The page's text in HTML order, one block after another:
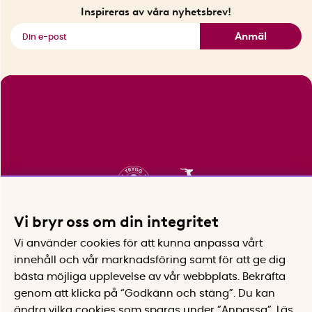
Inspireras av våra nyhetsbrev!
Anmäl
Vi bryr oss om din integritet
Vi använder cookies för att kunna anpassa vårt
innehåll och vår marknadsföring samt för att ge dig
bästa möjliga upplevelse av vår webbplats.
Bekräfta
genom att klicka på “Godkänn och stäng”. Du kan
ändra vilka cookies som sparas under ”Anpassa”.
Läs